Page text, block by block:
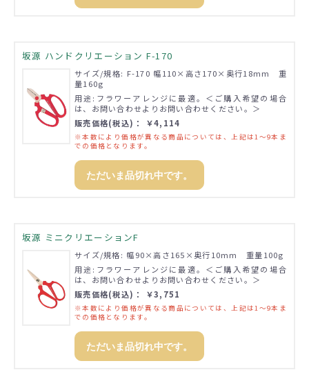
坂源 ハンドクリエーション F-170
サイズ/規格: F-170 幅110×高さ170×奥行18mm 重
量160g
用途:フラワーアレンジに最適。＜ご購入希望の場合
は、お問い合わせよりお問い合わせください。＞
販売価格(税込)： ￥4,114
※本数により価格が異なる商品については、上記は1～9本ま
での価格となります。
ただいま品切れ中です。
坂源 ミニクリエーションF
サイズ/規格: 幅90×高さ165×奥行10mm 重量100g
用途:フラワーアレンジに最適。＜ご購入希望の場合
は、お問い合わせよりお問い合わせください。＞
販売価格(税込)： ￥3,751
※本数により価格が異なる商品については、上記は1～9本ま
での価格となります。
ただいま品切れ中です。